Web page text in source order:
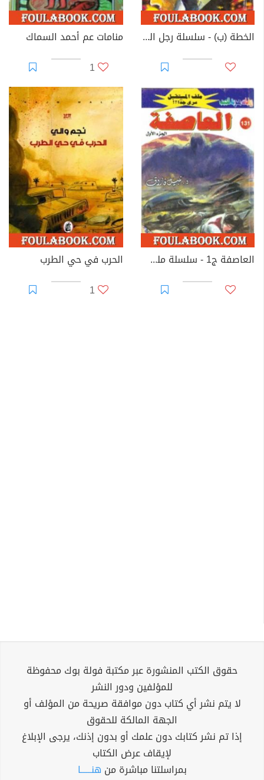
الخطة (ب) - سلسلة رجل المستحيل
منامات عم أحمد السماك
1
العاصفة ج1 - سلسلة ملف المستقبل
الحرب في حي الطرب
1
حقوق الكتب المنشورة عبر مكتبة فولة بوك محفوظة
للمؤلفين ودور النشر
لا يتم نشر أي كتاب دون موافقة صريحة من المؤلف أو
الجهة المالكة للحقوق
إذا تم نشر كتابك دون علمك أو بدون إذنك، يرجى الإبلاغ
لإيقاف عرض الكتاب
بمراسلتنا مباشرة من هنــــــا